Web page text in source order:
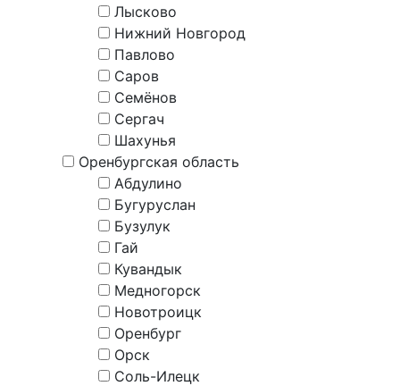
Лысково
Нижний Новгород
Павлово
Саров
Семёнов
Сергач
Шахунья
Оренбургская область
Абдулино
Бугуруслан
Бузулук
Гай
Кувандык
Медногорск
Новотроицк
Оренбург
Орск
Соль-Илецк